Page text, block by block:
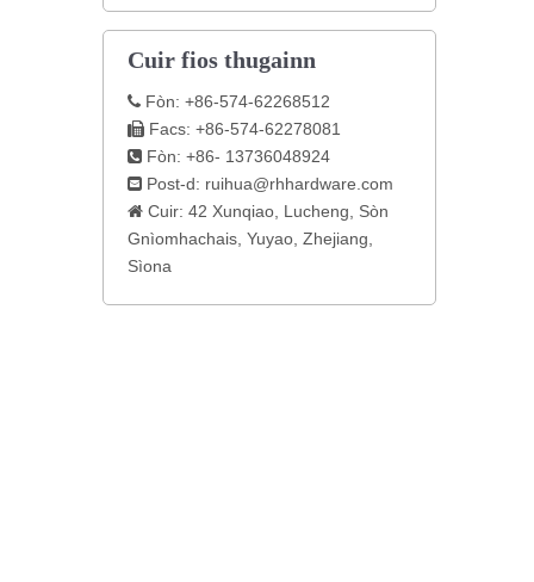
Cuir fios thugainn
 Fòn: +86-574-62268512
 Facs: +86-574-62278081
 Fòn: +86- 13736048924
 Post-d: ruihua@rhhardware.com
 Cuir: 42 Xunqiao, Lucheng, Sòn
Gnìomhachais, Yuyao, Zhejiang,
Sìona